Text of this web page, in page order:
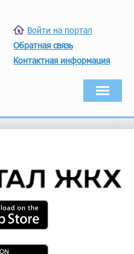
Войти на портал
Обратная связь
Контактная информация